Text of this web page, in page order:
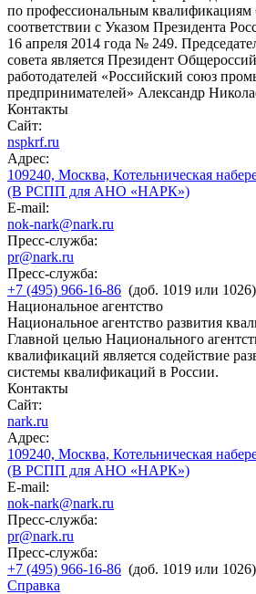
по профессиональным квалификациям
соответствии с Указом Президента
16 апреля 2014 года № 249.
совета является Президент
работодателей «Российский союз
предпринимателей» Александр
Контакты
Сайт:
nspkrf.ru
Адрес:
109240, Москва, Котельническая
(В РСПП для АНО «НАРК»)
E-mail:
nok-nark@nark.ru
Пресс-служба:
pr@nark.ru
Пресс-служба:
+7 (495) 966-16-86 (доб. 1019 или 1026)
Национальное агентство
Национальное агентство развития
Главной целью Национального
квалификаций является содействие
системы квалификаций в России.
Контакты
Сайт:
nark.ru
Адрес:
109240, Москва, Котельническая
(В РСПП для АНО «НАРК»)
E-mail:
nok-nark@nark.ru
Пресс-служба:
pr@nark.ru
Пресс-служба:
+7 (495) 966-16-86 (доб. 1019 или 1026)
Справка